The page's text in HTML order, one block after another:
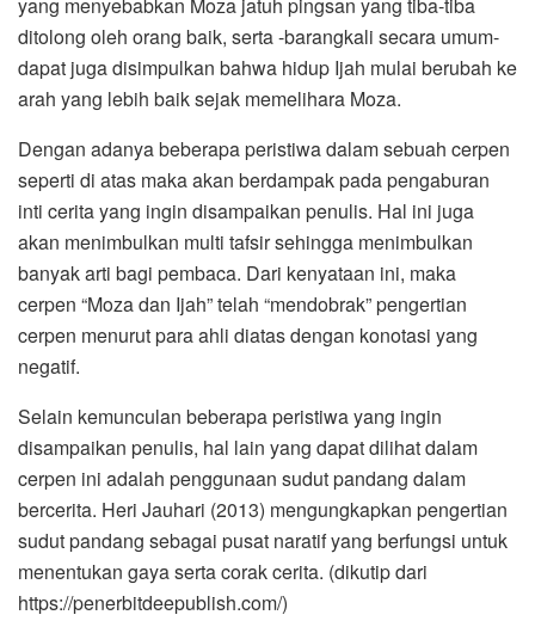
yang menyebabkan Moza jatuh pingsan yang tiba-tiba
ditolong oleh orang baik, serta -barangkali secara umum-
dapat juga disimpulkan bahwa hidup Ijah mulai berubah ke
arah yang lebih baik sejak memelihara Moza.
Dengan adanya beberapa peristiwa dalam sebuah cerpen
seperti di atas maka akan berdampak pada pengaburan
inti cerita yang ingin disampaikan penulis. Hal ini juga
akan menimbulkan multi tafsir sehingga menimbulkan
banyak arti bagi pembaca. Dari kenyataan ini, maka
cerpen “Moza dan Ijah” telah “mendobrak” pengertian
cerpen menurut para ahli diatas dengan konotasi yang
negatif.
Selain kemunculan beberapa peristiwa yang ingin
disampaikan penulis, hal lain yang dapat dilihat dalam
cerpen ini adalah penggunaan sudut pandang dalam
bercerita. Heri Jauhari (2013) mengungkapkan pengertian
sudut pandang sebagai pusat naratif yang berfungsi untuk
menentukan gaya serta corak cerita. (dikutip dari
https://penerbitdeepublish.com/)